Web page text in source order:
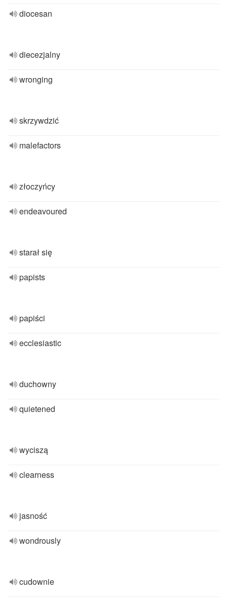
diocesan
diecezjalny
wronging
skrzywdzić
malefactors
złoczyńcy
endeavoured
starał się
papists
papiści
ecclesiastic
duchowny
quietened
wyciszą
clearness
jasność
wondrously
cudownie